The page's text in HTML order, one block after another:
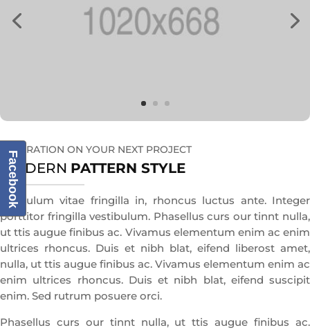
INSPIRATION ON YOUR NEXT PROJECT
MODERN PATTERN STYLE
Estibulum vitae fringilla in, rhoncus luctus ante. Integer
porttitor fringilla vestibulum. Phasellus curs our tinnt nulla,
ut ttis augue finibus ac. Vivamus elementum enim ac enim
ultrices rhoncus. Duis et nibh blat, eifend liberost amet,
nulla, ut ttis augue finibus ac. Vivamus elementum enim ac
enim ultrices rhoncus. Duis et nibh blat, eifend suscipit
enim. Sed rutrum posuere orci.
Phasellus curs our tinnt nulla, ut ttis augue finibus ac.
Facebook